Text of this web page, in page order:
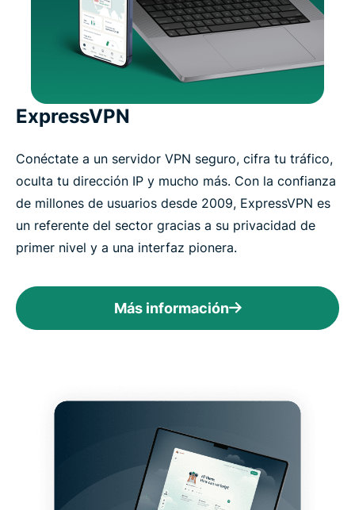
ExpressVPN
Conéctate a un servidor VPN seguro, cifra tu tráfico,
oculta tu dirección IP y mucho más. Con la confianza
de millones de usuarios desde 2009, ExpressVPN es
un referente del sector gracias a su privacidad de
primer nivel y a una interfaz pionera.
Más información